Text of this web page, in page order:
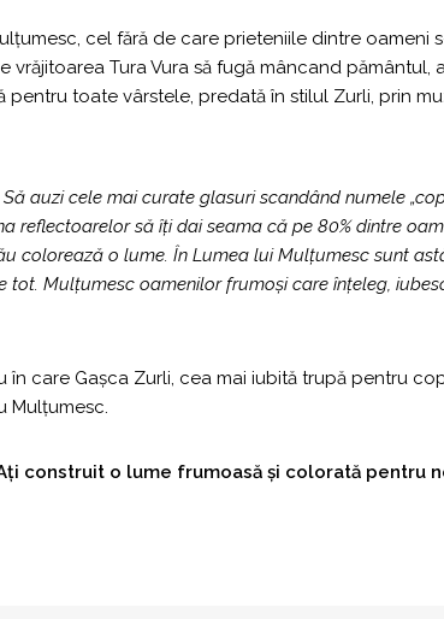
cel fără de care prieteniile dintre oameni
vrăjitoarea Tura Vura să fugă mâncand
toate vârstele, predată în stilul Zurli, prin
auzi cele mai curate glasuri scandând numele
reflectoarelor să îți dai seama că pe 80% dintre
colorează o lume. În Lumea lui Mulțumesc sunt
tot. Mulțumesc oamenilor frumoși care înțeleg,
care Gașca Zurli, cea mai iubită trupă pentru
Mulțumesc.
construit o lume frumoasă și colorată pentru